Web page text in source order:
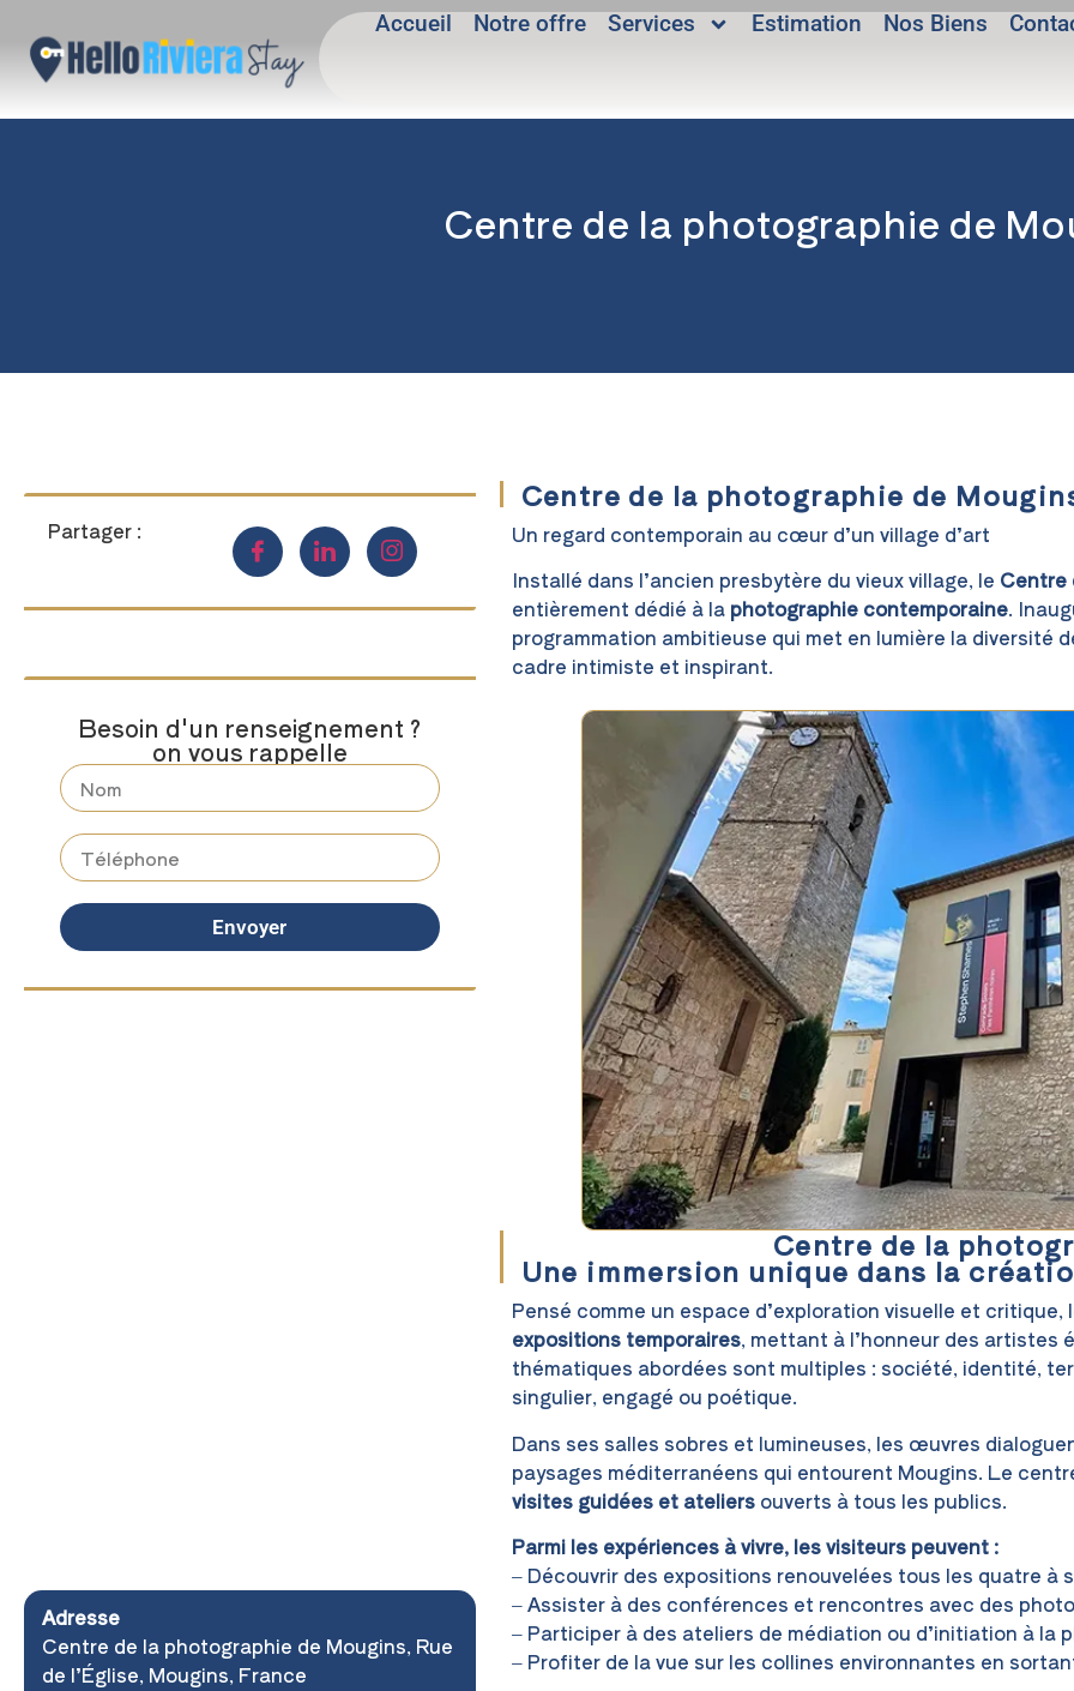
Accueil Notre offre Services Estimation Nos Biens
Centre de la photographie de
Partager :
Besoin d'un renseignement ?
on vous rappelle
Envoyer
Adresse
Centre de la photographie de Mougins, Rue
de l’Église, Mougins, France
Centre de la photographie de
Un regard contemporain au cœur d’un village d’art
Installé dans l’ancien presbytère du vieux village, le Centre
entièrement dédié à la photographie contemporaine.
programmation ambitieuse qui met en lumière la diversité
cadre intimiste et inspirant.
Centre de la
Une immersion unique dans la
Pensé comme un espace d’exploration visuelle et
expositions temporaires, mettant à l’honneur des artistes
thématiques abordées sont multiples : société, identité,
singulier, engagé ou poétique.
Dans ses salles sobres et lumineuses, les œuvres
paysages méditerranéens qui entourent Mougins. Le
visites guidées et ateliersouverts à tous les publics.
Parmi les expériences à vivre, les visiteurs peuvent :
– Découvrir des expositions renouvelées tous les quatre à
– Assister à des conférences et rencontres avec des
– Participer à des ateliers de médiation ou d’initiation à la
– Profiter de la vue sur les collines environnantes en